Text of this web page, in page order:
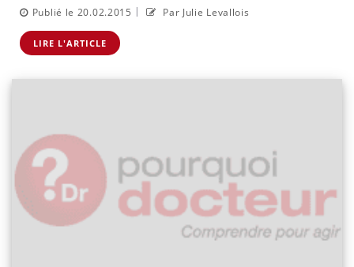
Publié le 20.02.2015 | Par Julie Levallois
LIRE L'ARTICLE